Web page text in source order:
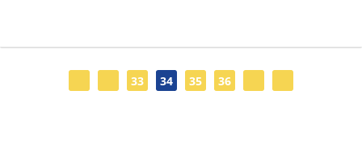
33 34 35 36